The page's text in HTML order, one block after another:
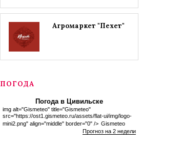
Агромаркет "Пехет"
ПОГОДА
Погода в Цивильске
img alt="Gismeteo" title="Gismeteo"
src="https://ost1.gismeteo.ru/assets/flat-ui/img/logo-
mini2.png" align="middle" border="0" /> Gismeteo
Прогноз на 2 недели